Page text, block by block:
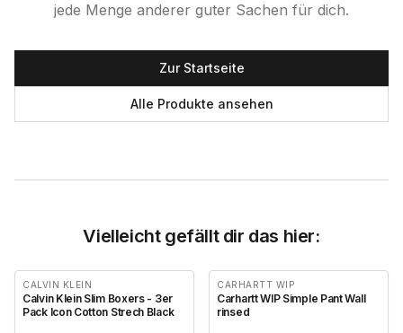
jede Menge anderer guter Sachen für dich.
Zur Startseite
Alle Produkte ansehen
Vielleicht gefällt dir das hier:
CALVIN KLEIN
Calvin Klein Slim Boxers - 3er
Pack Icon Cotton Strech Black
CARHARTT WIP
Carhartt WIP Simple Pant Wall
rinsed